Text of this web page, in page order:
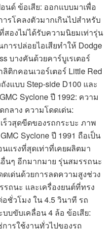
นด์ ข้อเสีย: ออกแบบมาเพื่อ
รโคลงตัวมากเกินไปสำหรับ
สองไม่ได้รับความนิยมเท่ารุ่น
ารปล่อยไอเสียทำให้ Dodge
บางคันด้วยคาร์บูเรเตอร์
กคอนเวอร์เตอร์ Little Red
แบบ Step-side D100 และ
Syclone ปี 1992: ความ
ลาง ความโดดเด่น:
ร็วสุดขีดของรถกระบะ ภาพ
Syclone ปี 1991 ถือเป็น
แรงที่สุดเท่าที่เคยผลิตมา
นๆ อีกมากมาย รุ่นสมรรถนะ
เด่นด้วยการลดความสูงช่วง
ถนะ และเครื่องยนต์ที่ทรง
ชั่วโมง ใน 4.5 วินาที รถ
บขับเคลื่อน 4 ล้อ ข้อเสีย:
ารใช้งานทั่วไปของรถ